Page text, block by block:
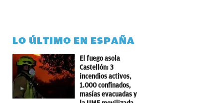
LO ÚLTIMO EN ESPAÑA
El fuego asola
Castellón: 3
incendios activos,
1.000 confinados,
masías evacuadas y